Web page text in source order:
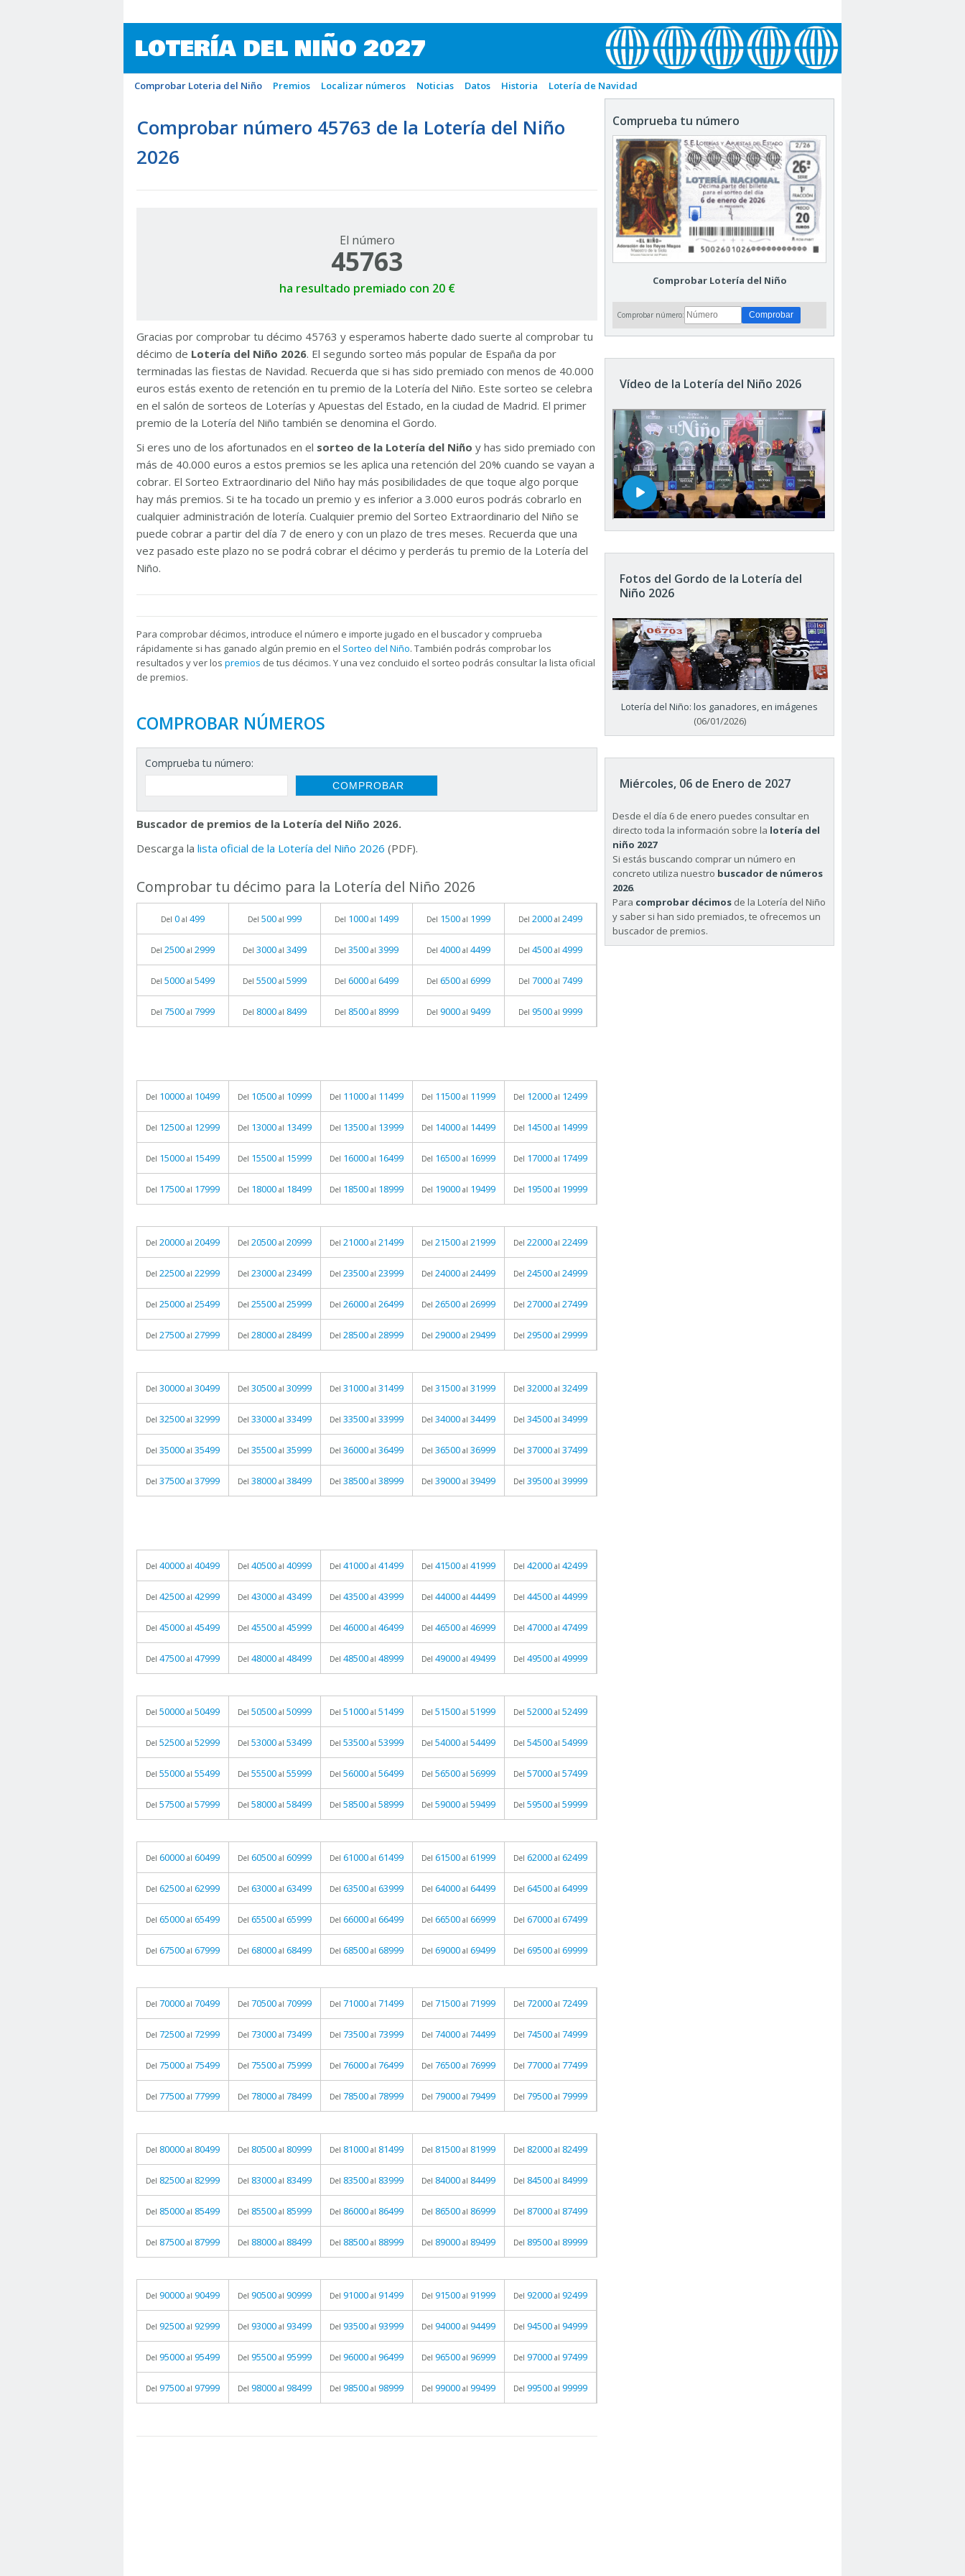
LOTERÍA DEL NIÑO 2027
Comprobar Loteria del Niño Premios Localizar números Noticias Datos Historia Lotería de Navidad
Comprobar número 45763 de la Lotería del Niño
2026
El número
45763
ha resultado premiado con 20 €
Gracias por comprobar tu décimo 45763 y esperamos haberte dado suerte al comprobar tu
décimo de Lotería del Niño 2026. El segundo sorteo más popular de España da por
terminadas las fiestas de Navidad. Recuerda que si has sido premiado con menos de 40.000
euros estás exento de retención en tu premio de la Lotería del Niño. Este sorteo se celebra
en el salón de sorteos de Loterías y Apuestas del Estado, en la ciudad de Madrid. El primer
premio de la Lotería del Niño también se denomina el Gordo.
Si eres uno de los afortunados en el sorteo de la Lotería del Niño y has sido premiado con
más de 40.000 euros a estos premios se les aplica una retención del 20% cuando se vayan a
cobrar. El Sorteo Extraordinario del Niño hay más posibilidades de que toque algo porque
hay más premios. Si te ha tocado un premio y es inferior a 3.000 euros podrás cobrarlo en
cualquier administración de lotería. Cualquier premio del Sorteo Extraordinario del Niño se
puede cobrar a partir del día 7 de enero y con un plazo de tres meses. Recuerda que una
vez pasado este plazo no se podrá cobrar el décimo y perderás tu premio de la Lotería del
Niño.
Para comprobar décimos, introduce el número e importe jugado en el buscador y comprueba
rápidamente si has ganado algún premio en el Sorteo del Niño. También podrás comprobar los
resultados y ver los premios de tus décimos. Y una vez concluido el sorteo podrás consultar la lista oficial
de premios.
COMPROBAR NÚMEROS
Comprueba tu número:
Buscador de premios de la Lotería del Niño 2026.
Descarga la lista oficial de la Lotería del Niño 2026 (PDF).
Comprobar tu décimo para la Lotería del Niño 2026
Del 0 al 499 Del 500 al 999 Del 1000 al 1499 Del 1500 al 1999 Del 2000 al 2499
Del 2500 al 2999 Del 3000 al 3499 Del 3500 al 3999 Del 4000 al 4499 Del 4500 al 4999
Del 5000 al 5499 Del 5500 al 5999 Del 6000 al 6499 Del 6500 al 6999 Del 7000 al 7499
Del 7500 al 7999 Del 8000 al 8499 Del 8500 al 8999 Del 9000 al 9499 Del 9500 al 9999
Del 10000 al 10499 Del 10500 al 10999 Del 11000 al 11499 Del 11500 al 11999 Del 12000 al 12499
Del 12500 al 12999 Del 13000 al 13499 Del 13500 al 13999 Del 14000 al 14499 Del 14500 al 14999
Del 15000 al 15499 Del 15500 al 15999 Del 16000 al 16499 Del 16500 al 16999 Del 17000 al 17499
Del 17500 al 17999 Del 18000 al 18499 Del 18500 al 18999 Del 19000 al 19499 Del 19500 al 19999
Del 20000 al 20499 Del 20500 al 20999 Del 21000 al 21499 Del 21500 al 21999 Del 22000 al 22499
Del 22500 al 22999 Del 23000 al 23499 Del 23500 al 23999 Del 24000 al 24499 Del 24500 al 24999
Del 25000 al 25499 Del 25500 al 25999 Del 26000 al 26499 Del 26500 al 26999 Del 27000 al 27499
Del 27500 al 27999 Del 28000 al 28499 Del 28500 al 28999 Del 29000 al 29499 Del 29500 al 29999
Del 30000 al 30499 Del 30500 al 30999 Del 31000 al 31499 Del 31500 al 31999 Del 32000 al 32499
Del 32500 al 32999 Del 33000 al 33499 Del 33500 al 33999 Del 34000 al 34499 Del 34500 al 34999
Del 35000 al 35499 Del 35500 al 35999 Del 36000 al 36499 Del 36500 al 36999 Del 37000 al 37499
Del 37500 al 37999 Del 38000 al 38499 Del 38500 al 38999 Del 39000 al 39499 Del 39500 al 39999
Del 40000 al 40499 Del 40500 al 40999 Del 41000 al 41499 Del 41500 al 41999 Del 42000 al 42499
Del 42500 al 42999 Del 43000 al 43499 Del 43500 al 43999 Del 44000 al 44499 Del 44500 al 44999
Del 45000 al 45499 Del 45500 al 45999 Del 46000 al 46499 Del 46500 al 46999 Del 47000 al 47499
Del 47500 al 47999 Del 48000 al 48499 Del 48500 al 48999 Del 49000 al 49499 Del 49500 al 49999
Del 50000 al 50499 Del 50500 al 50999 Del 51000 al 51499 Del 51500 al 51999 Del 52000 al 52499
Del 52500 al 52999 Del 53000 al 53499 Del 53500 al 53999 Del 54000 al 54499 Del 54500 al 54999
Del 55000 al 55499 Del 55500 al 55999 Del 56000 al 56499 Del 56500 al 56999 Del 57000 al 57499
Del 57500 al 57999 Del 58000 al 58499 Del 58500 al 58999 Del 59000 al 59499 Del 59500 al 59999
Del 60000 al 60499 Del 60500 al 60999 Del 61000 al 61499 Del 61500 al 61999 Del 62000 al 62499
Del 62500 al 62999 Del 63000 al 63499 Del 63500 al 63999 Del 64000 al 64499 Del 64500 al 64999
Del 65000 al 65499 Del 65500 al 65999 Del 66000 al 66499 Del 66500 al 66999 Del 67000 al 67499
Del 67500 al 67999 Del 68000 al 68499 Del 68500 al 68999 Del 69000 al 69499 Del 69500 al 69999
Del 70000 al 70499 Del 70500 al 70999 Del 71000 al 71499 Del 71500 al 71999 Del 72000 al 72499
Del 72500 al 72999 Del 73000 al 73499 Del 73500 al 73999 Del 74000 al 74499 Del 74500 al 74999
Del 75000 al 75499 Del 75500 al 75999 Del 76000 al 76499 Del 76500 al 76999 Del 77000 al 77499
Del 77500 al 77999 Del 78000 al 78499 Del 78500 al 78999 Del 79000 al 79499 Del 79500 al 79999
Del 80000 al 80499 Del 80500 al 80999 Del 81000 al 81499 Del 81500 al 81999 Del 82000 al 82499
Del 82500 al 82999 Del 83000 al 83499 Del 83500 al 83999 Del 84000 al 84499 Del 84500 al 84999
Del 85000 al 85499 Del 85500 al 85999 Del 86000 al 86499 Del 86500 al 86999 Del 87000 al 87499
Del 87500 al 87999 Del 88000 al 88499 Del 88500 al 88999 Del 89000 al 89499 Del 89500 al 89999
Del 90000 al 90499 Del 90500 al 90999 Del 91000 al 91499 Del 91500 al 91999 Del 92000 al 92499
Del 92500 al 92999 Del 93000 al 93499 Del 93500 al 93999 Del 94000 al 94499 Del 94500 al 94999
Del 95000 al 95499 Del 95500 al 95999 Del 96000 al 96499 Del 96500 al 96999 Del 97000 al 97499
Del 97500 al 97999 Del 98000 al 98499 Del 98500 al 98999 Del 99000 al 99499 Del 99500 al 99999
Comprueba tu número
Comprobar Lotería del Niño
Comprobar número:
Vídeo de la Lotería del Niño 2026
Fotos del Gordo de la Lotería del
Niño 2026
Lotería del Niño: los ganadores, en imágenes
(06/01/2026)
Miércoles, 06 de Enero de 2027
Desde el día 6 de enero puedes consultar en
directo toda la información sobre la lotería del
niño 2027
Si estás buscando comprar un número en
concreto utiliza nuestro buscador de números
2026.
Para comprobar décimos de la Lotería del Niño
y saber si han sido premiados, te ofrecemos un
buscador de premios.